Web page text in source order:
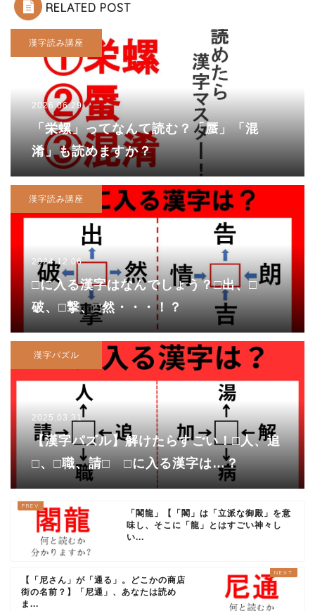
RELATED POST
漢字読み講座
2026.06.29
「栄螺」ってなんて読む？「蜃」「混
淆」も読めますか？
漢字読み講座
2024.12.06
□に入る漢字はなんでしょう？□出、□
破、□撃、□然・・・！？
漢字パズル
2025.03.31
【漢字パズル】解けたらすごい！□人、追
□、□職、請□ □に入る漢字は…？
「閣龍」【「閣」は「立派な御殿」を意
味し、そこに「龍」とはすごい神々し
い...
【「尼さん」が「通る」。どこかの商店
街の名前？】「尼通」、あなたは読め
ま...